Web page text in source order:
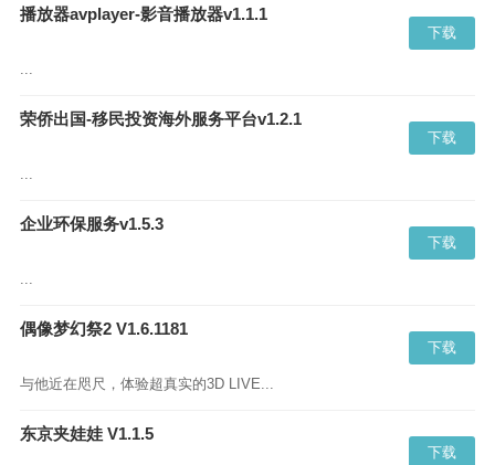
播放器avplayer-影音播放器v1.1.1
...
下载
荣侨出国-移民投资海外服务平台v1.2.1
...
下载
企业环保服务v1.5.3
...
下载
偶像梦幻祭2 V1.6.1181
与他近在咫尺，体验超真实的3D LIVE...
下载
东京夹娃娃 V1.1.5
下载